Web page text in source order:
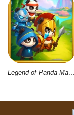
Legend of Panda Match 3 & Battle